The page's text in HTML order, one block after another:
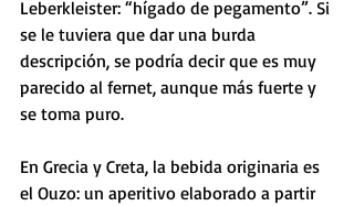
Leberkleister: “hígado de pegamento”. Si
se le tuviera que dar una burda
descripción, se podría decir que es muy
parecido al fernet, aunque más fuerte y
se toma puro.
En Grecia y Creta, la bebida originaria es
el Ouzo: un aperitivo elaborado a partir